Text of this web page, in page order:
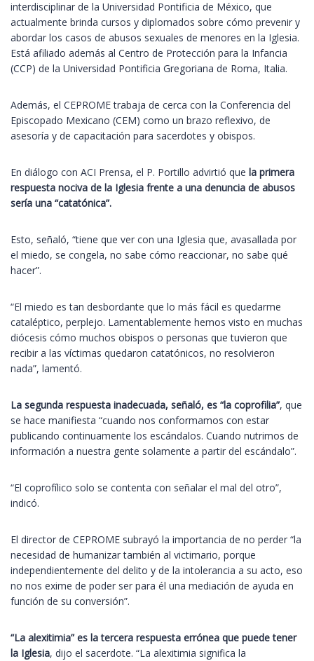
interdisciplinar de la Universidad Pontificia de México, que
actualmente brinda cursos y diplomados sobre cómo prevenir y
abordar los casos de abusos sexuales de menores en la Iglesia.
Está afiliado además al Centro de Protección para la Infancia
(CCP) de la Universidad Pontificia Gregoriana de Roma, Italia.
Además, el CEPROME trabaja de cerca con la Conferencia del
Episcopado Mexicano (CEM) como un brazo reflexivo, de
asesoría y de capacitación para sacerdotes y obispos.
En diálogo con ACI Prensa, el P. Portillo advirtió que la primera
respuesta nociva de la Iglesia frente a una denuncia de abusos
sería una “catatónica”.
Esto, señaló, “tiene que ver con una Iglesia que, avasallada por
el miedo, se congela, no sabe cómo reaccionar, no sabe qué
hacer”.
“El miedo es tan desbordante que lo más fácil es quedarme
cataléptico, perplejo. Lamentablemente hemos visto en muchas
diócesis cómo muchos obispos o personas que tuvieron que
recibir a las víctimas quedaron catatónicos, no resolvieron
nada”, lamentó.
La segunda respuesta inadecuada, señaló, es “la coprofilia”, que
se hace manifiesta “cuando nos conformamos con estar
publicando continuamente los escándalos. Cuando nutrimos de
información a nuestra gente solamente a partir del escándalo”.
“El coprofílico solo se contenta con señalar el mal del otro”,
indicó.
El director de CEPROME subrayó la importancia de no perder “la
necesidad de humanizar también al victimario, porque
independientemente del delito y de la intolerancia a su acto, eso
no nos exime de poder ser para él una mediación de ayuda en
función de su conversión”.
“La alexitimia” es la tercera respuesta errónea que puede tener
la Iglesia, dijo el sacerdote. “La alexitimia significa la